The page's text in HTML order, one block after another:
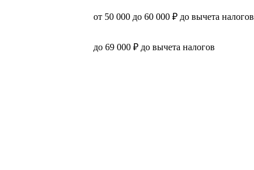
от 50 000 до 60 000 ₽ до вычета налогов
до 69 000 ₽ до вычета налогов